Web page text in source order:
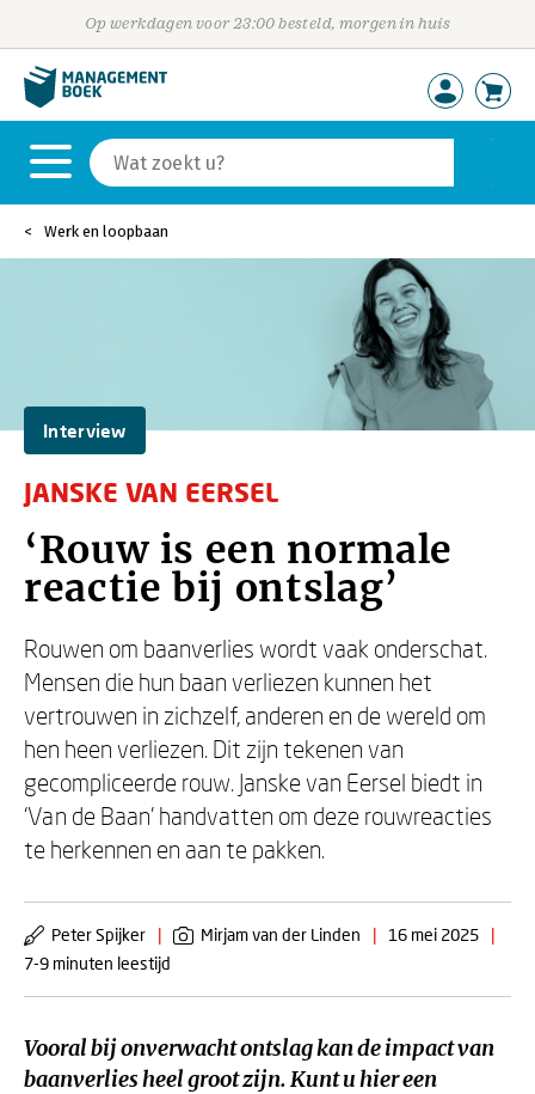
Op werkdagen voor 23:00 besteld, morgen in huis
Werk en loopbaan
Interview
JANSKE VAN EERSEL
‘Rouw is een normale
reactie bij ontslag’
Rouwen om baanverlies wordt vaak onderschat.
Mensen die hun baan verliezen kunnen het
vertrouwen in zichzelf, anderen en de wereld om
hen heen verliezen. Dit zijn tekenen van
gecompliceerde rouw. Janske van Eersel biedt in
‘Van de Baan’ handvatten om deze rouwreacties
te herkennen en aan te pakken.
Peter Spijker | Mirjam van der Linden | 16 mei 2025
|
7-9 minuten leestijd
Vooral bij onverwacht ontslag kan de impact van
baanverlies heel groot zijn. Kunt u hier een